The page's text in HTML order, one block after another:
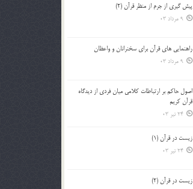
پيش گيري از جرم از منظر قرآن (2)
9 مرداد 03
راهنمایی های قرآن برای سخنرانان و واعظان
9 مرداد 03
اصول حاكم بر ارتباطات كلامى ميان فردى از ديدگاه
قرآن كريم
24 تیر 03
زیست در قرآن (1)
24 تیر 03
زیست در قرآن (2)